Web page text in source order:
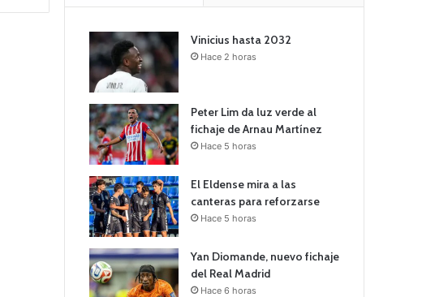
Vinicius hasta 2032
Hace 2 horas
Peter Lim da luz verde al
fichaje de Arnau Martínez
Hace 5 horas
El Eldense mira a las
canteras para reforzarse
Hace 5 horas
Yan Diomande, nuevo fichaje
del Real Madrid
Hace 6 horas